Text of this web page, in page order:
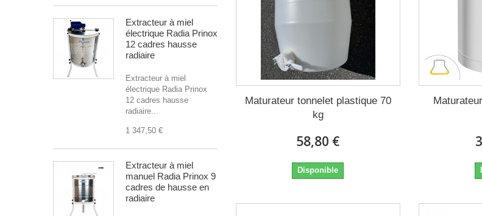
Extracteur à miel
électrique Radia Prinox
12 cadres hausse
radiaire
Extracteur à miel
électrique Radia Prinox
12 cadres hausse
radiaire...
1 347,50 €
Extracteur à miel
manuel Radia Prinox 9
cadres de hausse en
radiaire
Maturateur tonnelet plastique 70
kg
58,80 €
Disponible